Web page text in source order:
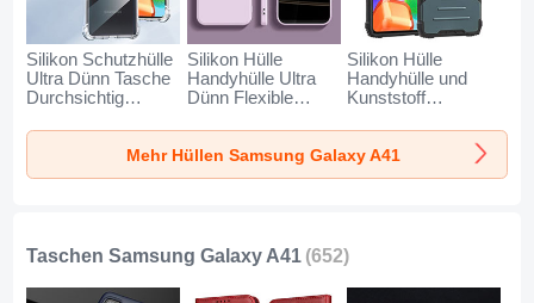
Silikon Schutzhülle
Ultra Dünn Tasche
Durchsichtig
Samsung Galaxy
Silikon Hülle
Handyhülle Ultra
Dünn Flexible
Grad Ganzkörper
Tasche S01 für
Samsung Galaxy
Silikon Hülle
Handyhülle und
Kunststoff
Hartschalen
Tasche mit
Magnetisch
Mehr Hüllen Samsung Galaxy A41
Taschen Samsung Galaxy A41 (652)